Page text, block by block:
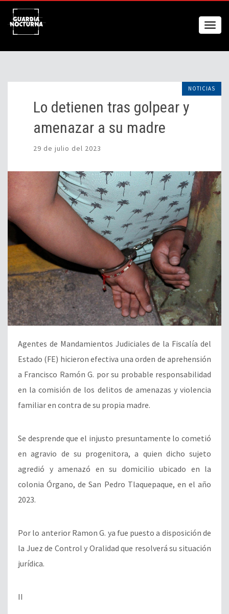
NOTICIAS
Lo detienen tras golpear y
amenazar a su madre
29 de julio del 2023
Agentes de Mandamientos Judiciales de la Fiscalía del
Estado (FE) hicieron efectiva una orden de aprehensión
a Francisco Ramón G. por su probable responsabilidad
en la comisión de los delitos de amenazas y violencia
familiar en contra de su propia madre.
Se desprende que el injusto presuntamente lo cometió
en agravio de su progenitora, a quien dicho sujeto
agredió y amenazó en su domicilio ubicado en la
colonia Órgano, de San Pedro Tlaquepaque, en el año
2023.
Por lo anterior Ramon G. ya fue puesto a disposición de
la Juez de Control y Oralidad que resolverá su situación
jurídica.
II